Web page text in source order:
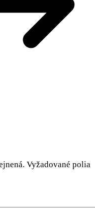
Vyžadované polia